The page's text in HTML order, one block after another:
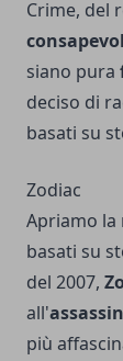
Crime, del
siano pura
deciso di
basati su
Zodiac
Apriamo la
basati su
del 2007,
all'
più